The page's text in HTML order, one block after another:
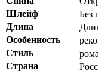
Шлейф
Без
Длина
Особенность
Стиль
Страна